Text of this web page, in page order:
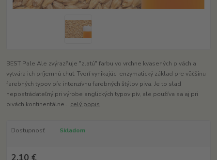
BEST Pale Ale zvýrazňuje "zlatú" farbu vo vrchne kvasených pivách a
vytvára ich príjemnú chuť. Tvorí vynikajúci enzymatický základ pre väčšinu
farebných typov pív. intenzívnu farebných štýlov piva. Je to slad
nepostrádateľný pri výrobe anglických typov pív, ale používa sa aj pri
pivách kontinentálne... celý popis
Dostupnosť Skladom
2,10 €